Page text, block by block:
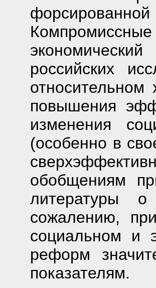
российских
относительном
повышения
изменения
(особенно в
обобщениям
литературы
сожалению,
социальном и
реформ
показателям.